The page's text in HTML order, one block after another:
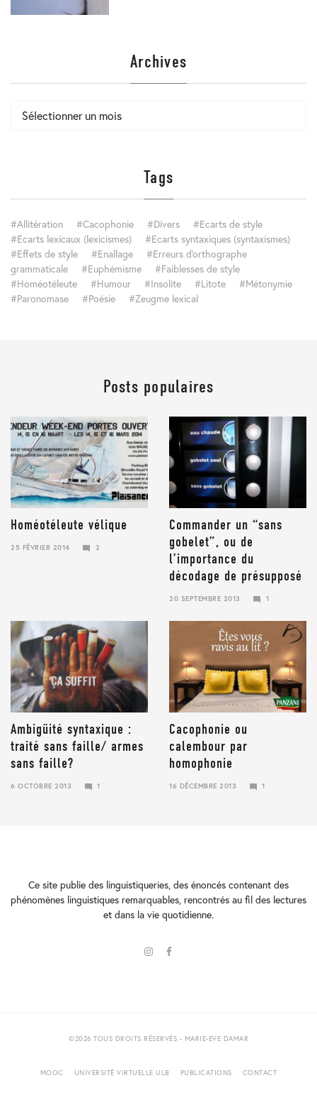
Archives
Archives
Tags
Allitération Cacophonie Divers
Ecarts de style
Ecarts lexicaux (lexicismes)
Ecarts syntaxiques (syntaxismes)
Effets de style
Enallage
Erreurs d'orthographe
grammaticale
Euphémisme
Faiblesses de style
Homéotéleute
Humour Insolite Litote
Métonymie
Paronomase
Poésie Zeugme lexical
Posts populaires
Homéotéleute vélique
25 FÉVRIER 2014
2
Commander un “sans
gobelet”, ou de
l’importance du
décodage de présupposé
20 SEPTEMBRE 2013
JANVIER
1
Ambigüité syntaxique :
traité sans faille/ armes
sans faille?
6 OCTOBRE 2013
1
Cacophonie ou
calembour par
homophonie
16 DÉCEMBRE 2013
1
Ce site publie des linguistiqueries, des énoncés contenant des
phénomènes linguistiques remarquables, rencontrés au fil des lectures
et dans la vie quotidienne.
©2026 TOUS DROITS RÉSERVÉS - MARIE-EVE DAMAR
MOOC UNIVERSITÉ VIRTUELLE ULB PUBLICATIONS CONTACT